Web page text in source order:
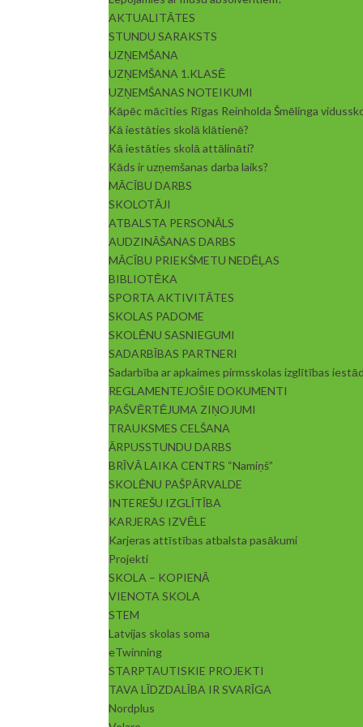
AKTUALITĀTES
STUNDU SARAKSTS
UZŅEMŠANA
UZŅEMŠANA 1.KLASĒ
UZŅEMŠANAS NOTEIKUMI
Kāpēc mācīties Rīgas Reinholda Šmēlinga
Kā iestāties skolā klātienē?
Kā iestāties skolā attālināti?
Kāds ir uzņemšanas darba laiks?
MĀCĪBU DARBS
SKOLOTĀJI
ATBALSTA PERSONĀLS
AUDZINĀŠANAS DARBS
MĀCĪBU PRIEKŠMETU NEDĒĻAS
BIBLIOTĒKA
SPORTA AKTIVITĀTES
SKOLAS PADOME
SKOLĒNU SASNIEGUMI
SADARBĪBAS PARTNERI
Sadarbība ar apkaimes pirmsskolas izglītības
REGLAMENTEJOŠIE DOKUMENTI
PAŠVĒRTĒJUMA ZIŅOJUMI
TRAUKSMES CELŠANA
ĀRPUSSTUNDU DARBS
BRĪVĀ LAIKA CENTRS “Namiņš”
SKOLĒNU PAŠPĀRVALDE
INTEREŠU IZGLĪTĪBA
KARJERAS IZVĒLE
Karjeras attīstības atbalsta pasākumi
Projekti
SKOLA – KOPIENĀ
VIENOTA SKOLA
STEM
Latvijas skolas soma
eTwinning
STARPTAUTISKIE PROJEKTI
TAVA LĪDZDALĪBA IR SVARĪGA
Nordplus